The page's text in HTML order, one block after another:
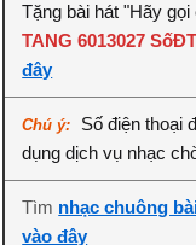
Tặng bài hát "Hãy gọi
TANG 6013027 SốĐT
đây
Chú ý:
Số điện thoại
dụng dịch vụ nhạc
Tìm nhạc chuông
vào đây